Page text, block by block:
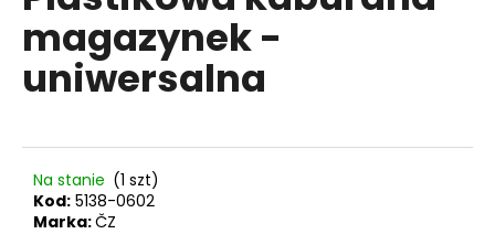
na
5
gwiazdek.
magazynek -
uniwersalna
Na stanie (1 szt)
Kod: 5138-0602
Marka:ČZ
SZUKAJ
P
o